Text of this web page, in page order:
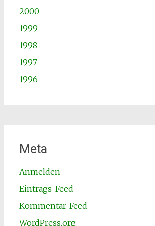
2000
1999
1998
1997
1996
Meta
Anmelden
Eintrags-Feed
Kommentar-Feed
WordPress.org